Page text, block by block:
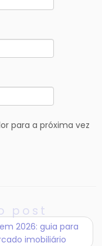
para a próxima vez
post
2026: guia para
imobiliário